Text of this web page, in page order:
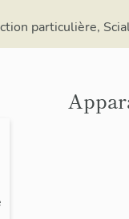
particulière,